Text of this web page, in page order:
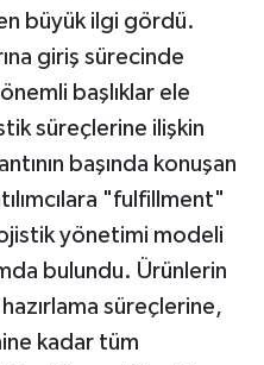
büyük ilgi gördü.
giriş sürecinde
başlıklar ele
süreçlerine ilişkin
başında konuşan
"fulfillment"
yönetimi modeli
bulundu. Ürünlerin
süreçlerine,
kadar tüm